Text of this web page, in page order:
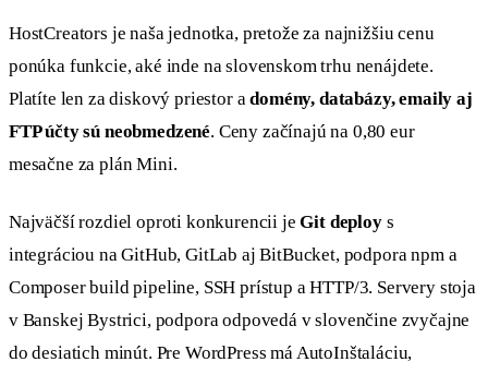
HostCreators je naša jednotka, pretože za najnižšiu cenu
ponúka funkcie, aké inde na slovenskom trhu nenájdete.
Platíte len za diskový priestor adomény, databázy, emaily aj
FTP účty sú neobmedzené. Ceny začínajú na 0,80 eur
mesačne za plán Mini.
Najväčší rozdiel oproti konkurencii jeGit deploys
integráciou na GitHub, GitLab aj BitBucket, podpora npm a
Composer build pipeline, SSH prístup a HTTP/3. Servery stoja
v Banskej Bystrici, podpora odpovedá v slovenčine zvyčajne
do desiatich minút. Pre WordPress má AutoInštaláciu,